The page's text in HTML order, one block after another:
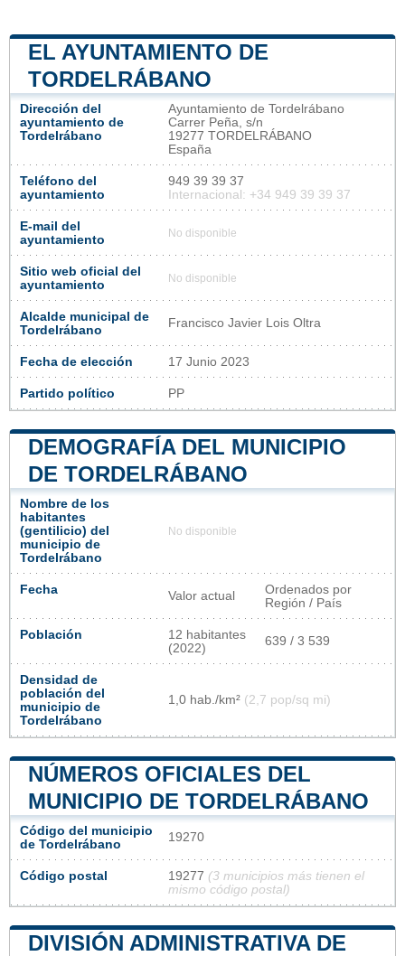
EL AYUNTAMIENTO DE
TORDELRÁBANO
Dirección del
ayuntamiento de
Tordelrábano
Ayuntamiento de Tordelrábano
Carrer Peña, s/n
19277 TORDELRÁBANO
España
Teléfono del
ayuntamiento
949 39 39 37
Internacional: +34 949 39 39 37
E-mail del
ayuntamiento
No disponible
Sitio web oficial del
ayuntamiento
No disponible
Alcalde municipal de
Tordelrábano
Francisco Javier Lois Oltra
Fecha de elección 17 Junio 2023
Partido político PP
DEMOGRAFÍA DEL MUNICIPIO
DE TORDELRÁBANO
Nombre de los
habitantes
(gentilicio) del
municipio de
Tordelrábano
No disponible
Fecha Valor actual
Ordenados por
Región / País
Población
12 habitantes
(2022)
639 / 3 539
Densidad de
población del
municipio de
Tordelrábano
1,0 hab./km² (2,7 pop/sq mi)
NÚMEROS OFICIALES DEL
MUNICIPIO DE TORDELRÁBANO
Código del municipio
de Tordelrábano
19270
Código postal 19277 (3 municipios más tienen el
mismo código postal)
DIVISIÓN ADMINISTRATIVA DE